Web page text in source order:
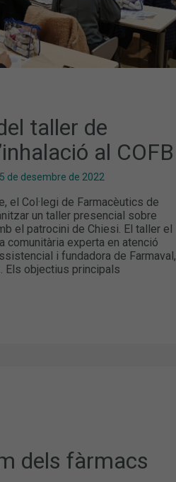
taller de
al COFB
de desembre de 2022
el Col·legi de Farmacèutics de
un taller presencial sobre
el patrocini de Chiesi. El taller el
comunitària experta en atenció
i fundadora de Farmaval,
Els objectius principals
dels fàrmacs